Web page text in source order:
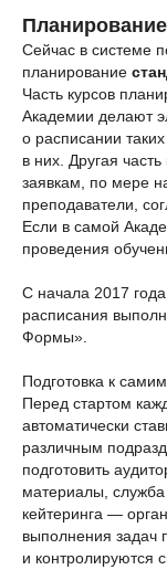
Сейчас в системе
планирование
Часть курсов
Академии делают
о расписании
в них. Другая
заявкам, по мере
преподаватели,
Если в самой
проведения
С начала 2017 года
расписания
Формы».
Подготовка к
Перед стартом
автоматически
различным
подготовить
материалы,
кейтеринга —
выполнения задач
и контролируются